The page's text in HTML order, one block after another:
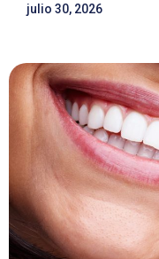
julio 30, 2026